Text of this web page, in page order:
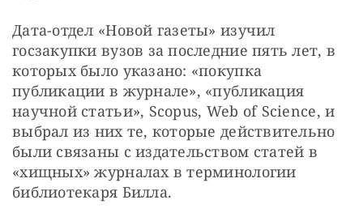
Дата-отдел «Новой газеты» изучил
госзакупки вузов за последние пять лет, в
которых было указано: «покупка
публикации в журнале», «публикация
научной статьи», Scopus, Web of Science, и
выбрал из них те, которые действительно
были связаны с издательством статей в
«хищных» журналах в терминологии
библиотекаря Билла.